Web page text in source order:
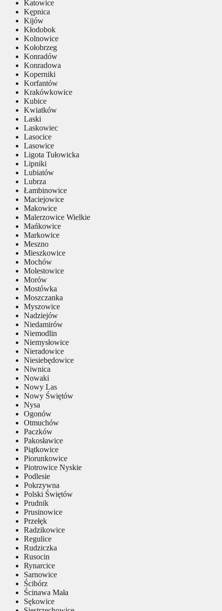
Katowice
Kępnica
Kijów
Kłodobok
Kolnowice
Kołobrzeg
Konradów
Konradowa
Koperniki
Korfantów
Krakówkowice
Kubice
Kwiatków
Laski
Laskowiec
Lasocice
Lasowice
Ligota Tułowicka
Lipniki
Lubiatów
Lubrza
Łambinowice
Maciejowice
Makowice
Malerzowice Wielkie
Mańkowice
Markowice
Meszno
Mieszkowice
Mochów
Molestowice
Morów
Mostówka
Moszczanka
Myszowice
Nadziejów
Niedamirów
Niemodlin
Niemysłowice
Nieradowice
Niesiebędowice
Niwnica
Nowaki
Nowy Las
Nowy Świętów
Nysa
Ogonów
Otmuchów
Paczków
Pakosławice
Piątkowice
Piorunkowice
Piotrowice Nyskie
Podlesie
Pokrzywna
Polski Świętów
Prudnik
Prusinowice
Przełęk
Radzikowice
Regulice
Rudziczka
Rusocin
Rynarcice
Sarnowice
Ścibórz
Ścinawa Mała
Sękowice